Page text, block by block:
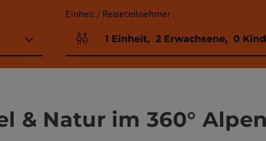
Einheit / Reiseteilnehmer
Einheitenanzahl und Personenfelder
1 Einheit, 2 Erwachsene, 0
& Natur im 360°